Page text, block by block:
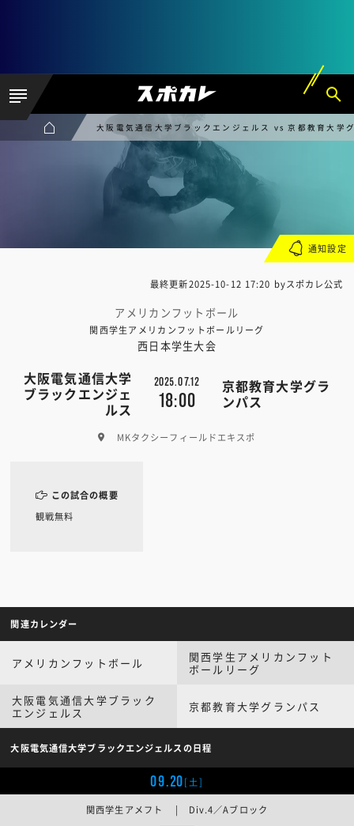
大阪電気通信大学ブラックエンジェルス vs 京都教育大学
最終更新2025-10-12 17:20 byスポカレ公式
アメリカンフットボール
関西学生アメリカンフットボールリーグ
西日本学生大会
大阪電気通信大学
ブラックエンジェ
ルス
2025.07.12
18:00
京都教育大学グラ
ンパス
MKタクシーフィールドエキスポ
通知設定
この試合の概要
観戦無料
関連カレンダー
アメリカンフットボール
関西学生アメリカンフット
ボールリーグ
大阪電気通信大学ブラック
エンジェルス
京都教育大学グランパス
大阪電気通信大学ブラックエンジェルスの日程
09.20[土]
関西学生アメフト | Div.4／Aブロック